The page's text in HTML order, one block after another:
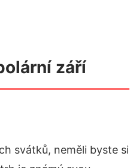
září
svátků, neměli byste si